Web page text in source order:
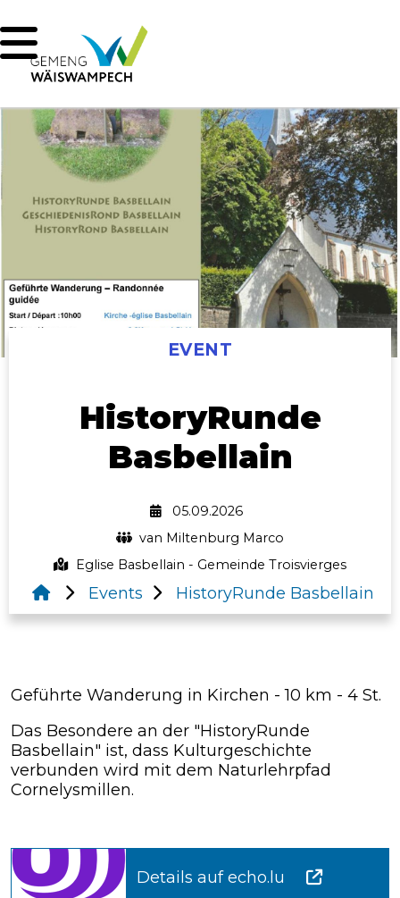
EVENT
HistoryRunde
Basbellain
05.09.2026
van Miltenburg Marco
Eglise Basbellain - Gemeinde Troisvierges
HistoryRunde Basbellain
Events
Geführte Wanderung in Kirchen - 10 km - 4 St.
Das Besondere an der "HistoryRunde
Basbellain" ist, dass Kulturgeschichte
verbunden wird mit dem Naturlehrpfad
Cornelysmillen.
Details auf echo.lu